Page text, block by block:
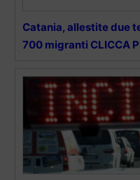
Catania, allestite due
700 migranti CLICCA